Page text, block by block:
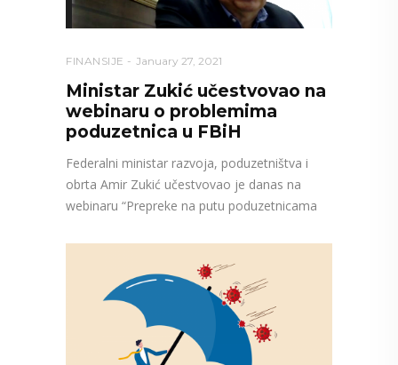
FINANSIJE January 27, 2021
Ministar Zukić učestvovao na
webinaru o problemima
poduzetnica u FBiH
Federalni ministar razvoja, poduzetništva i
obrta Amir Zukić učestvovao je danas na
webinaru “Prepreke na putu poduzetnicama